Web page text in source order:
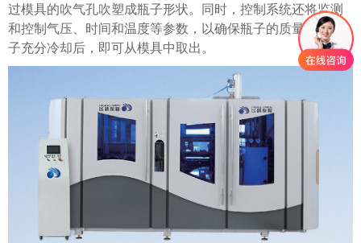
过模具的吹气孔吹塑成瓶子形状。同时，控制系统还将监测
和控制气压、时间和温度等参数，以确保瓶子的质量。待瓶
子充分冷却后，即可从模具中取出。